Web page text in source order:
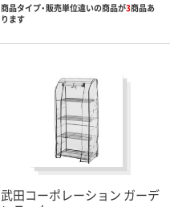
商品タイプ・販売単位違いの商品が3商品あ
ります
武田コーポレーション ガーデ